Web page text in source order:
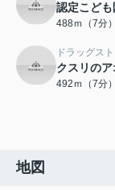
認定こど
488ｍ（7分）
ドラッグス
クスリの
492ｍ（7分）
地図